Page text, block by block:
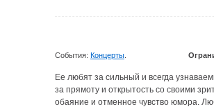
События: Концерты
Ее любят за сильный и всегда
за прямоту и открытость со своими
обаяние и отменное чувство юмора.